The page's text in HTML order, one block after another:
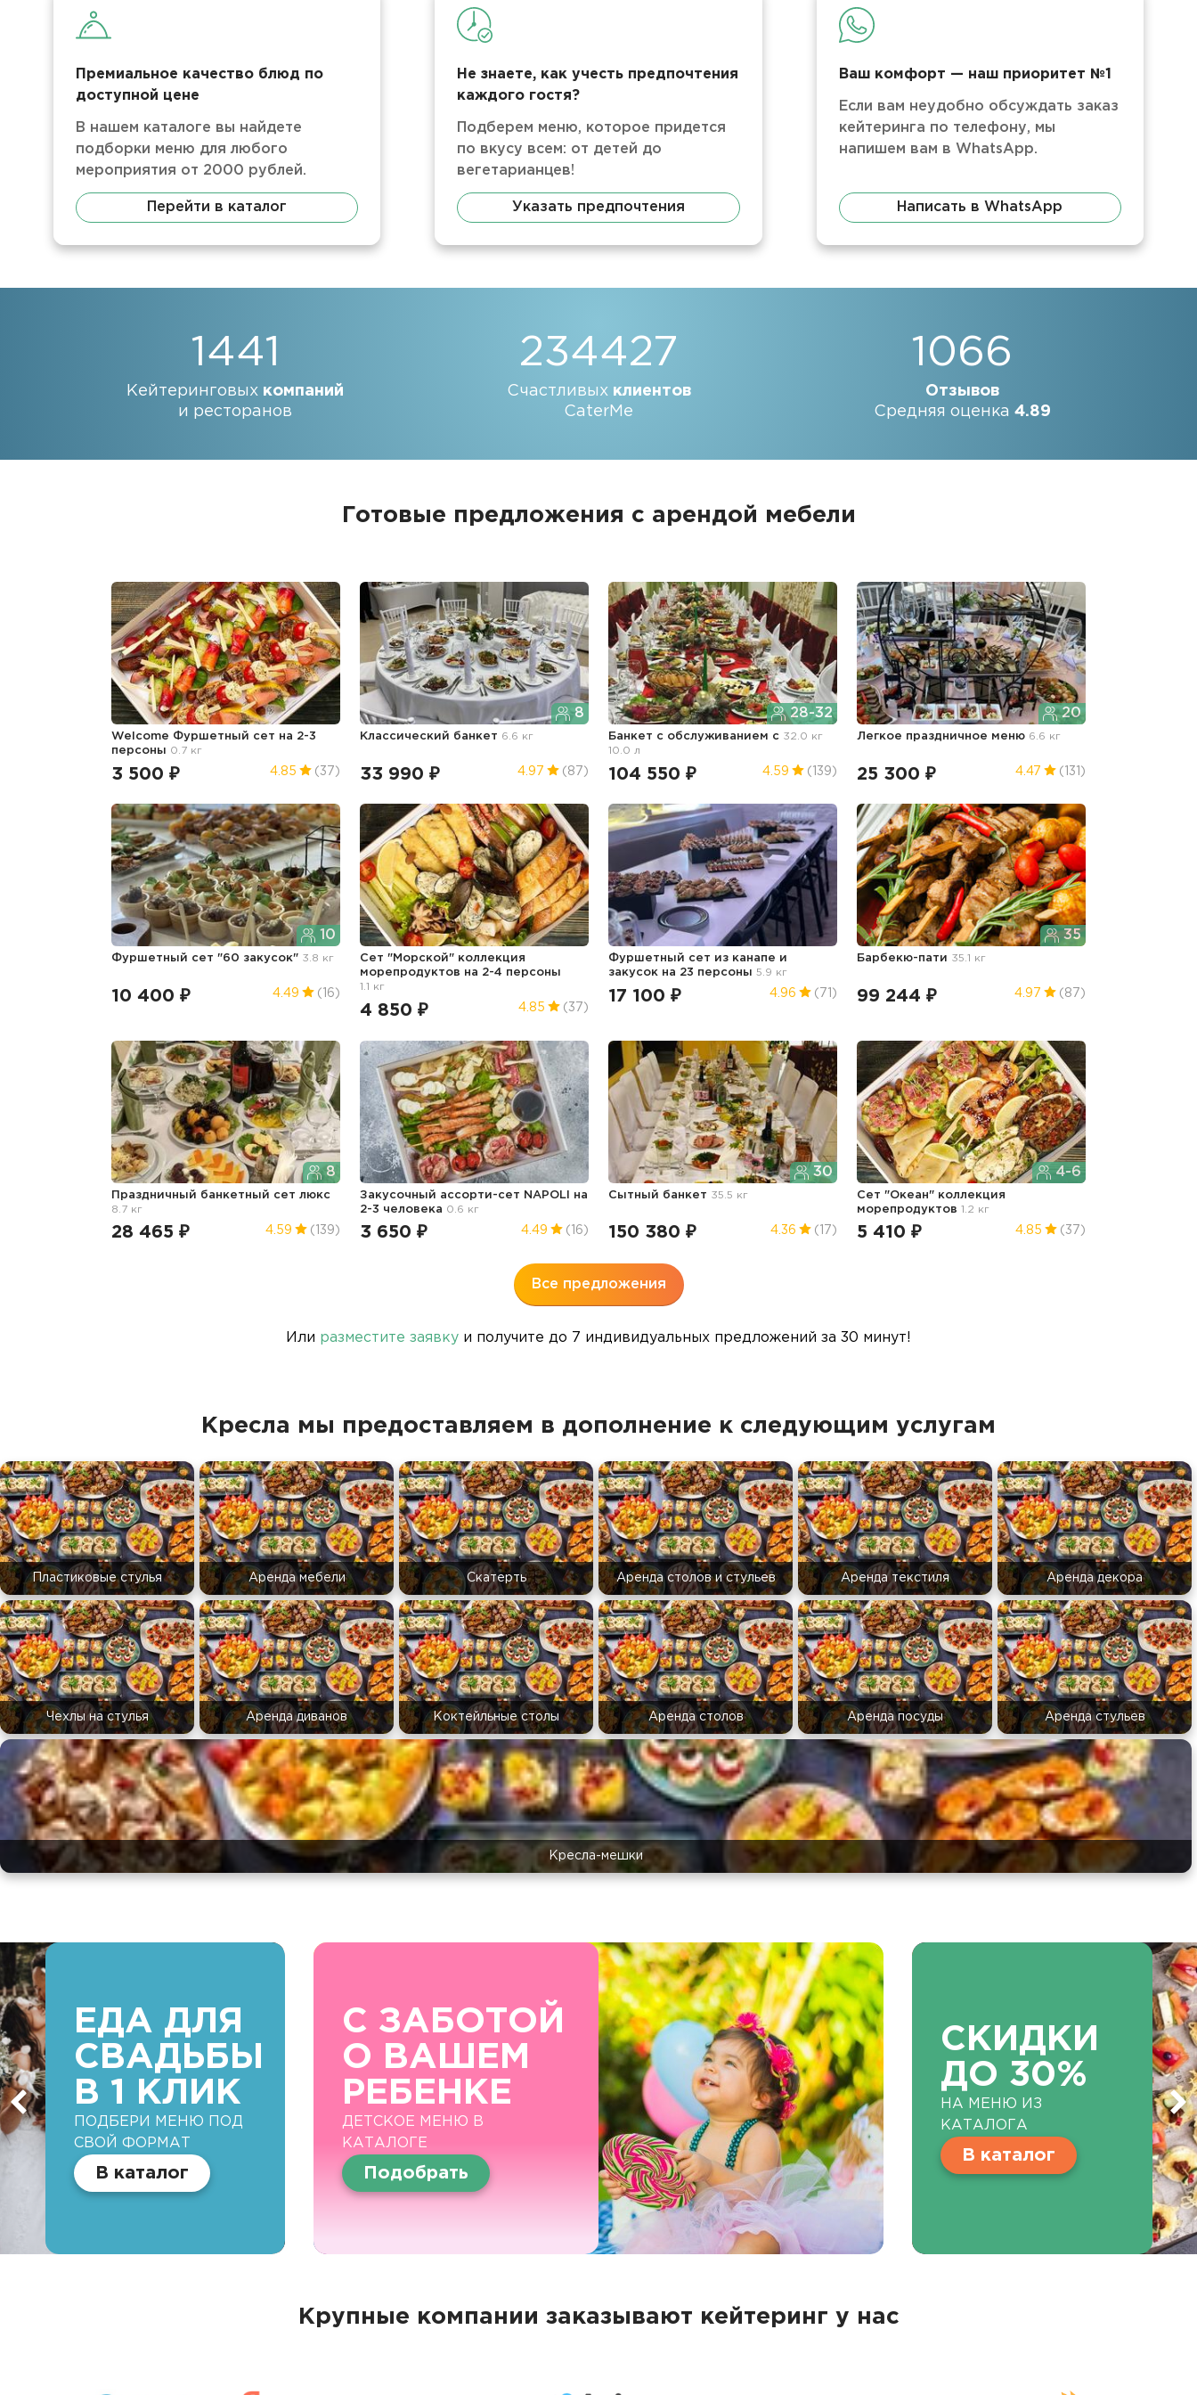
Премиальное качество блюд по
доступной цене
В нашем каталоге вы найдете
подборки меню для любого
мероприятия от 2000 рублей.
Перейти в каталог
Не знаете, как учесть предпочтения
каждого гостя?
Подберем меню, которое придется
по вкусу всем: от детей до
вегетарианцев!
Указать предпочтения
Ваш комфорт — наш приоритет №1
Если вам неудобно обсуждать заказ
кейтеринга по телефону, мы
напишем вам в WhatsApp.
Написать в WhatsApp
1441
Кейтеринговых компаний
и ресторанов
234427
Счастливых клиентов
CaterMe
1066
Отзывов
Средняя оценка 4.89
Готовые предложения с арендой мебели
Welcome Фуршетный сет на 2-3
персоны 0.7 кг
3 500 ₽ 4.85 (37)
8
Классический банкет 6.6 кг
33 990 ₽ 4.97 (87)
28-32
Банкет с обслуживанием с 32.0 кг
10.0 л
104 550 ₽ 4.59 (139)
20
Легкое праздничное меню 6.6 кг
25 300 ₽ 4.47 (131)
10
Фуршетный сет "60 закусок" 3.8 кг
10 400 ₽ 4.49 (16)
Сет "Морской" коллекция
морепродуктов на 2-4 персоны
1.1 кг
4 850 ₽ 4.85 (37)
Фуршетный сет из канапе и
закусок на 23 персоны5.9 кг
17 100 ₽ 4.96 (71)
35
Барбекю-пати 35.1 кг
99 244 ₽ 4.97 (87)
8
Праздничный банкетный сет люкс
8.7 кг
28 465 ₽ 4.59 (139)
Закусочный ассорти-сет NAPOLI на
2-3 человека 0.6 кг
3 650 ₽ 4.49 (16)
30
Сытный банкет 35.5 кг
150 380 ₽ 4.36 (17)
4-6
Сет "Океан" коллекция
морепродуктов1.2 кг
5 410 ₽ 4.85 (37)
Все предложения
Или разместите заявку и получите до 7 индивидуальных предложений за 30 минут!
Кресла мы предоставляем в дополнение к следующим услугам
Пластиковые стулья Аренда мебели Скатерть Аренда столов и стульев Аренда текстиля Аренда декора
Чехлы на стулья Аренда диванов Коктейльные столы Аренда столов Аренда посуды Аренда стульев
Кресла-мешки
ЕДА ДЛЯ
СВАДЬБЫ
В 1 КЛИК
ПОДБЕРИ МЕНЮ ПОД
СВОЙ ФОРМАТ
В каталог
С ЗАБОТОЙ
О ВАШЕМ
РЕБЕНКЕ
ДЕТСКОЕ МЕНЮ В
КАТАЛОГЕ
Подобрать
СКИДКИ
ДО 30%
НА МЕНЮ ИЗ
КАТАЛОГА
В каталог
Крупные компании заказывают кейтеринг у нас